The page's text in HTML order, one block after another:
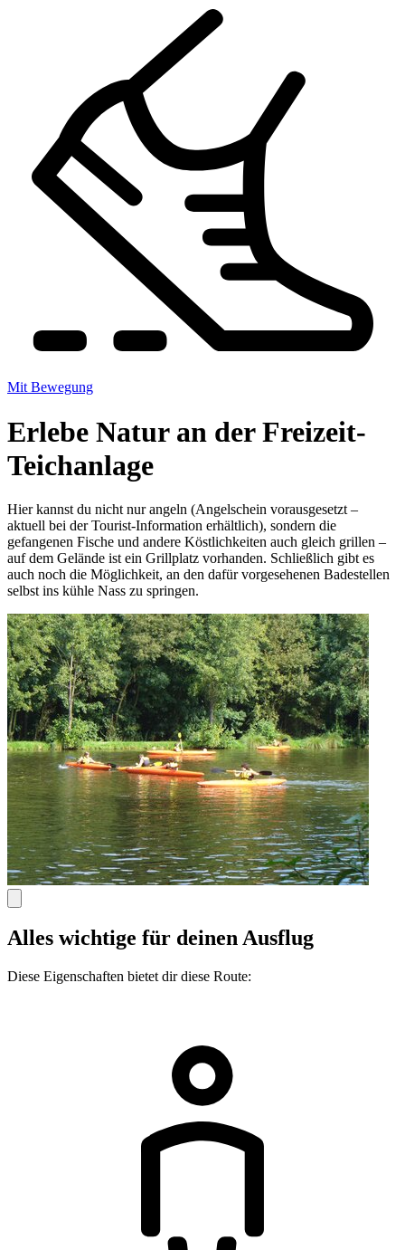
Mit Bewegung
Erlebe Natur an der Freizeit-
Teichanlage
Hier kannst du nicht nur angeln (Angelschein vorausgesetzt –
aktuell bei der Tourist-Information erhältlich), sondern die
gefangenen Fische und andere Köstlichkeiten auch gleich grillen –
auf dem Gelände ist ein Grillplatz vorhanden. Schließlich gibt es
auch noch die Möglichkeit, an den dafür vorgesehenen Badestellen
selbst ins kühle Nass zu springen.
Alles wichtige für deinen Ausflug
Diese Eigenschaften bietet dir diese Route: